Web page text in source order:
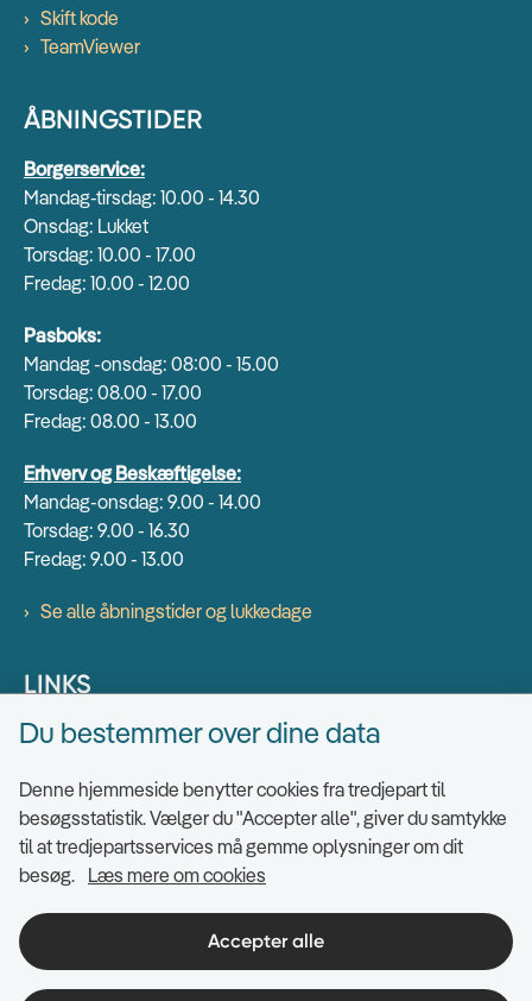
Skift kode
TeamViewer
ÅBNINGSTIDER
Borgerservice:
Mandag-tirsdag: 10.00 - 14.30
Onsdag: Lukket
Torsdag: 10.00 - 17.00
Fredag: 10.00 - 12.00
Pasboks:
Mandag -onsdag: 08:00 - 15.00
Torsdag: 08.00 - 17.00
Fredag: 08.00 - 13.00
Erhverv og Beskæftigelse:
Mandag-onsdag: 9.00 - 14.00
Torsdag: 9.00 - 16.30
Fredag: 9.00 - 13.00
Se alle åbningstider og lukkedage
LINKS
Find EAN numre
Send sikkert
Tilgængelighedserklæring
Cookies
Ris og ros til hjemmesiden
Indsigt i datahåndtering
Du bestemmer over dine data
Denne hjemmeside benytter cookies fra tredjepart til
besøgsstatistik. Vælger du "Accepter alle", giver du samtykke
til at tredjepartsservices må gemme oplysninger om dit
besøg. Læs mere om cookies
Accepter alle